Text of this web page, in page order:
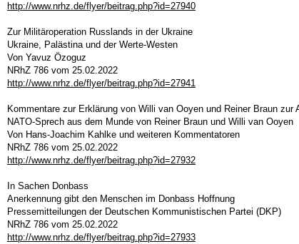
http://www.nrhz.de/flyer/beitrag.php?id=27940
Zur Militäroperation Russlands in der Ukraine
Ukraine, Palästina und der Werte-Westen
Von Yavuz Özoguz
NRhZ 786 vom 25.02.2022
http://www.nrhz.de/flyer/beitrag.php?id=27941
Kommentare zur Erklärung von Willi van Ooyen und Reiner Braun
NATO-Sprech aus dem Munde von Reiner Braun und Willi van Ooyen
Von Hans-Joachim Kahlke und weiteren Kommentatoren
NRhZ 786 vom 25.02.2022
http://www.nrhz.de/flyer/beitrag.php?id=27932
In Sachen Donbass
Anerkennung gibt den Menschen im Donbass Hoffnung
Pressemitteilungen der Deutschen Kommunistischen Partei (DKP)
NRhZ 786 vom 25.02.2022
http://www.nrhz.de/flyer/beitrag.php?id=27933